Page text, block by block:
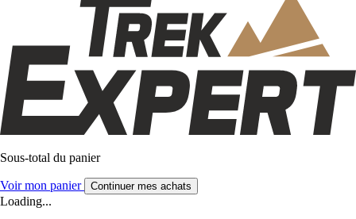
Sous-total du panier
Voir mon panier Continuer mes achats
Loading...